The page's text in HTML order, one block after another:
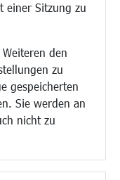
einer Sitzung zu
den
zu
gespeicherten
Sie werden an
nicht zu